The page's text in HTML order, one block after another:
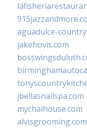
aguadulce-
jakehovis.com
jbellasnailspa.com
mychaihouse.com
alvisgrooming.com